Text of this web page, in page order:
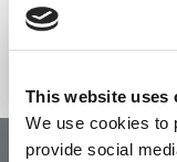
This website uses
We use cookies to
provide social